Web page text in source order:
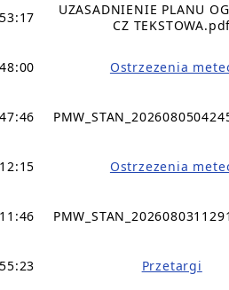
UZASADNIENIE PLANU
CZ
Ostrzezenia
Ostrzezenia
Przetargi